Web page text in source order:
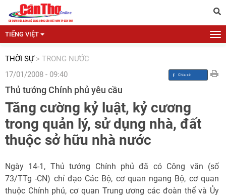
TIẾNG VIỆT
THỜI SỰ > TRONG NƯỚC
17/01/2008 - 09:40
Thủ tướng Chính phủ yêu cầu
Tăng cường kỷ luật, kỷ cương
trong quản lý, sử dụng nhà, đất
thuộc sở hữu nhà nước
Ngày 14-1, Thủ tướng Chính phủ đã có Công văn (số
73/TTg -CN) chỉ đạo Các Bộ, cơ quan ngang Bộ, cơ quan
thuộc Chính phủ, cơ quan Trung ương các đoàn thể và Ủy